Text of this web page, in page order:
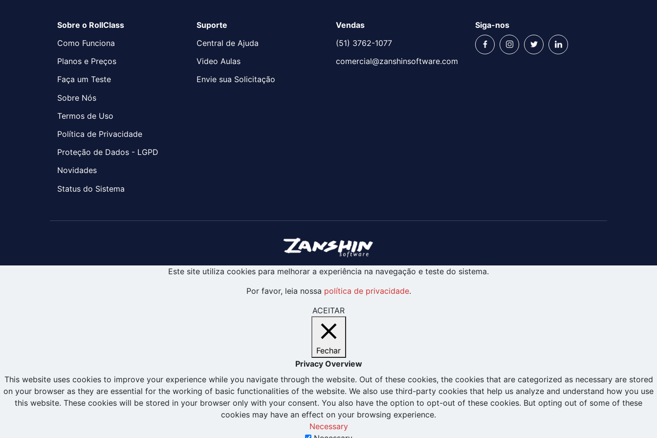
Sobre o RollClass
Como Funciona
Planos e Preços
Faça um Teste
Sobre Nós
Termos de Uso
Política de Privacidade
Proteção de Dados - LGPD
Novidades
Status do Sistema
Suporte
Central de Ajuda
Video Aulas
Envie sua Solicitação
Vendas
(51) 3762-1077
comercial@zanshinsoftware.com
Siga-nos
Este site utiliza cookies para melhorar a experiência na navegação e teste do sistema.
Por favor, leia nossa política de privacidade.
ACEITAR
Fechar
Privacy Overview
This website uses cookies to improve your experience while you navigate through the website. Out of these cookies, the cookies that are categorized as necessary are stored
on your browser as they are essential for the working of basic functionalities of the website. We also use third-party cookies that help us analyze and understand how you use
this website. These cookies will be stored in your browser only with your consent. You also have the option to opt-out of these cookies. But opting out of some of these
cookies may have an effect on your browsing experience.
Necessary